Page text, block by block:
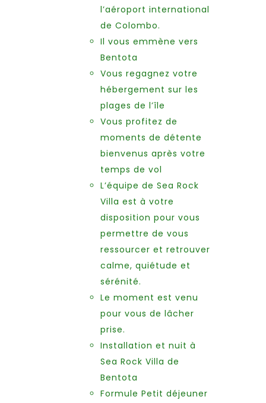
l’aéroport international
de Colombo.
Il vous emmène vers
Bentota
Vous regagnez votre
hébergement sur les
plages de l’île
Vous profitez de
moments de détente
bienvenus après votre
temps de vol
L’équipe de Sea Rock
Villa est à votre
disposition pour vous
permettre de vous
ressourcer et retrouver
calme, quiétude et
sérénité.
Le moment est venu
pour vous de lâcher
prise.
Installation et nuit à
Sea Rock Villa de
Bentota
Formule Petit déjeuner